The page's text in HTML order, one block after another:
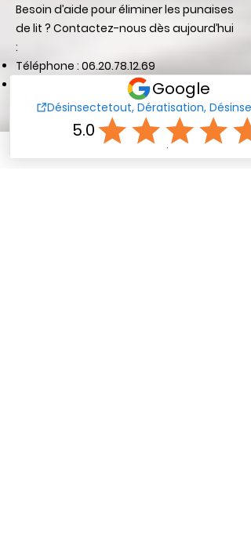
Besoin d’aide pour éliminer les punaises
de lit ? Contactez-nous dès aujourd’hui
:
Téléphone : 06.20.78.12.69
desinsectetout@outlook.fr
Nous sommes là pour vous aider à
retrouver un sommeil paisible dans un
environnement sain.